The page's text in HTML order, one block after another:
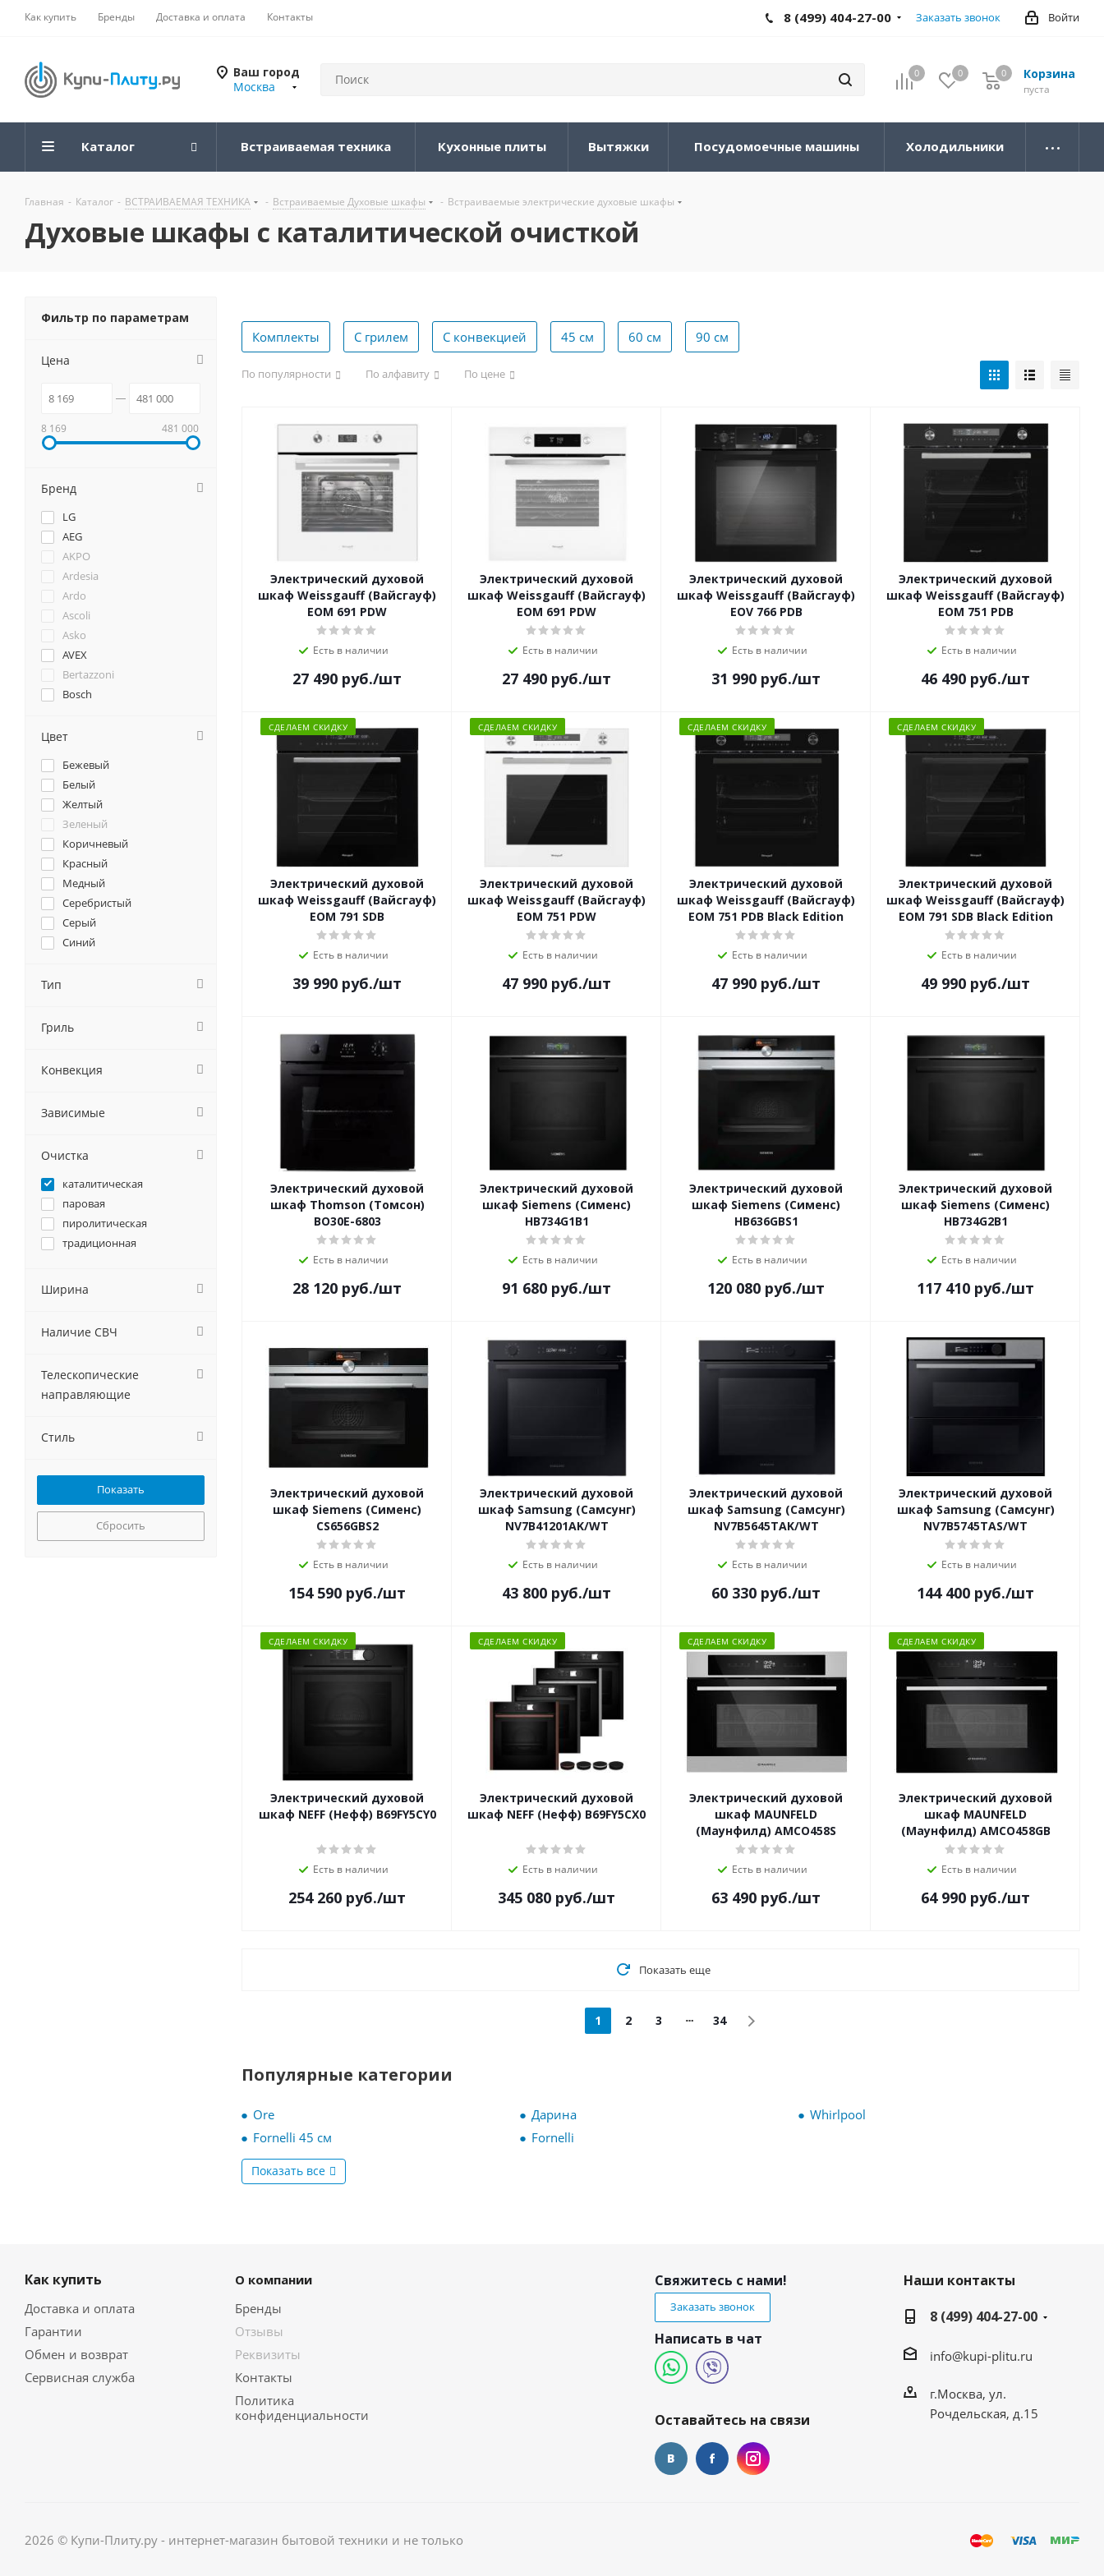
Как купить Бренды Доставка и оплата Контакты Войти
8 (499) 404-27-00 Заказать звонок
Ваш город
Москва
0 0 Корзина
0
пуста
0
Каталог Встраиваемая техника Кухонные плиты Вытяжки Посудомоечные машины Холодильники
Главная - Каталог - ВСТРАИВАЕМАЯ ТЕХНИКА - Встраиваемые Духовые шкафы - Встраиваемые электрические духовые шкафы
Духовые шкафы с каталитической очисткой
Комплекты С грилем С конвекцией 45 см 60 см 90 см
По популярности По алфавиту По цене
Электрический духовой
шкаф Weissgauff (Вайсгауф)
EOM 691 PDW
Есть в наличии
27 490 руб./шт
Электрический духовой
шкаф Weissgauff (Вайсгауф)
EOM 691 PDW
Есть в наличии
27 490 руб./шт
Электрический духовой
шкаф Weissgauff (Вайсгауф)
EOV 766 PDB
Есть в наличии
31 990 руб./шт
Электрический духовой
шкаф Weissgauff (Вайсгауф)
EOM 751 PDB
Есть в наличии
46 490 руб./шт
СДЕЛАЕМ СКИДКУ
Электрический духовой
шкаф Weissgauff (Вайсгауф)
EOM 791 SDB
Есть в наличии
39 990 руб./шт
СДЕЛАЕМ СКИДКУ
Электрический духовой
шкаф Weissgauff (Вайсгауф)
EOM 751 PDW
Есть в наличии
47 990 руб./шт
СДЕЛАЕМ СКИДКУ
Электрический духовой
шкаф Weissgauff (Вайсгауф)
EOM 751 PDB Black Edition
Есть в наличии
47 990 руб./шт
СДЕЛАЕМ СКИДКУ
Электрический духовой
шкаф Weissgauff (Вайсгауф)
EOM 791 SDB Black Edition
Есть в наличии
49 990 руб./шт
Электрический духовой
шкаф Thomson (Томсон)
BO30E-6803
Есть в наличии
28 120 руб./шт
Электрический духовой
шкаф Siemens (Сименс)
HB734G1B1
Есть в наличии
91 680 руб./шт
Электрический духовой
шкаф Siemens (Сименс)
HB636GBS1
Есть в наличии
120 080 руб./шт
Электрический духовой
шкаф Siemens (Сименс)
HB734G2B1
Есть в наличии
117 410 руб./шт
Электрический духовой
шкаф Siemens (Сименс)
CS656GBS2
Есть в наличии
154 590 руб./шт
Электрический духовой
шкаф Samsung (Самсунг)
NV7B41201AK/WT
Есть в наличии
43 800 руб./шт
Электрический духовой
шкаф Samsung (Самсунг)
NV7B5645TAK/WT
Есть в наличии
60 330 руб./шт
Электрический духовой
шкаф Samsung (Самсунг)
NV7B5745TAS/WT
Есть в наличии
144 400 руб./шт
СДЕЛАЕМ СКИДКУ
Электрический духовой
шкаф NEFF (Нефф) B69FY5CY0
Есть в наличии
254 260 руб./шт
СДЕЛАЕМ СКИДКУ
Электрический духовой
шкаф NEFF (Нефф) B69FY5CX0
Есть в наличии
345 080 руб./шт
СДЕЛАЕМ СКИДКУ
Электрический духовой
шкаф MAUNFELD
(Маунфилд) AMCO458S
Есть в наличии
63 490 руб./шт
СДЕЛАЕМ СКИДКУ
Электрический духовой
шкаф MAUNFELD
(Маунфилд) AMCO458GB
Есть в наличии
64 990 руб./шт
Показать еще
1 2 3 34
Популярные категории
Ore Дарина
Whirlpool
Fornelli 45 см
Fornelli
Показать все
Фильтр по параметрам
Цена
8 169 481 000
Бренд
LG
AEG
AKPO
Ardesia
Ardo
Ascoli
Asko
AVEX
Bertazzoni
Bosch
Candy
Cata
Darina
De Dietrich
DeLonghi
DeLuxe
Delvento
Electrolux
Electronicsdeluxe
Evelux
EXITEQ
Fulgor-Milano
Ginzzu
GRAUDE
Hyundai
IGNIS
Ilvito
Jackys
KANZLER
Kuppersbusch
LERAN
LuxDorf
Meferi
Miele
Цвет
Бежевый
Белый
Желтый
Зеленый
Коричневый
Красный
Медный
Серебристый
Серый
Синий
Тип
Гриль
Конвекция
Зависимые
Очистка
каталитическая
паровая
пиролитическая
традиционная
Ширина
Наличие СВЧ
Телескопические
направляющие
Стиль
Сбросить
Как купить
Доставка и оплата
Гарантии
Обмен и возврат
Сервисная служба
О компании
Бренды
Отзывы
Реквизиты
Контакты
Политика
конфиденциальности
Свяжитесь с нами!
Заказать звонок
Написать в чат
Оставайтесь на связи
Наши контакты
8 (499) 404-27-00
info@kupi-plitu.ru
г.Москва, ул.
Рочдельская, д.15
2026 © Купи-Плиту.ру - интернет-магазин бытовой техники и не только